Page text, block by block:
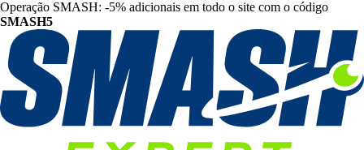
Operação SMASH: -5% adicionais em todo o site com o código
SMASH5